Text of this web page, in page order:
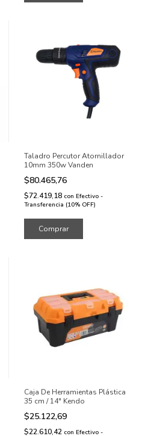
Taladro Percutor Atornillador
10mm 350w Vanden
$80.465,76
$72.419,18 con Efectivo -
Transferencia (10% OFF)
Caja De Herramientas Plástica
35 cm / 14" Kendo
$25.122,69
$22.610,42 con Efectivo -